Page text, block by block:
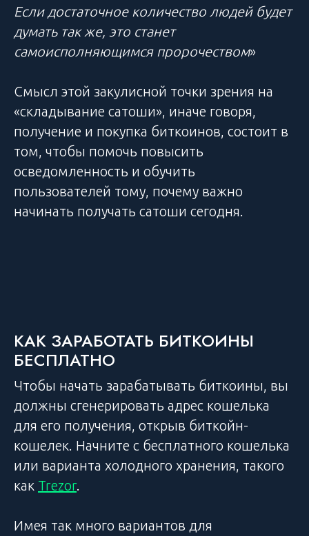
Если достаточное количество людей будет
думать так же, это станет
самоисполняющимся пророчеством»
Смысл этой закулисной точки зрения на
«складывание сатоши», иначе говоря,
получение и покупка биткоинов, состоит в
том, чтобы помочь повысить
осведомленность и обучить
пользователей тому, почему важно
начинать получать сатоши сегодня.
КАК ЗАРАБОТАТЬ БИТКОИНЫ
БЕСПЛАТНО
Чтобы начать зарабатывать биткоины, вы
должны сгенерировать адрес кошелька
для его получения, открыв биткойн-
кошелек. Начните с бесплатного кошелька
или варианта холодного хранения, такого
как Trezor.
Имея так много вариантов для